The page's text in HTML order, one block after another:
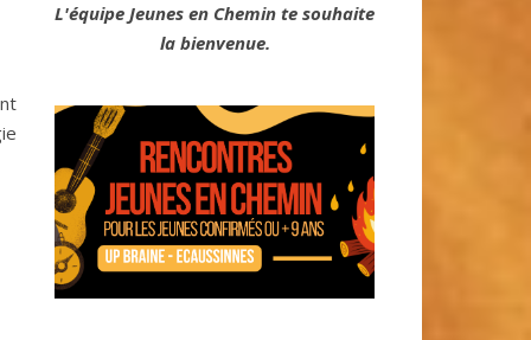
L'équipe Jeunes en Chemin te souhaite
la bienvenue.